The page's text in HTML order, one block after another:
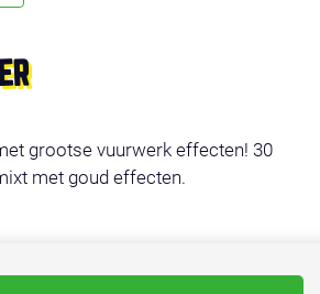
grootse vuurwerk effecten! 30
met goud effecten.